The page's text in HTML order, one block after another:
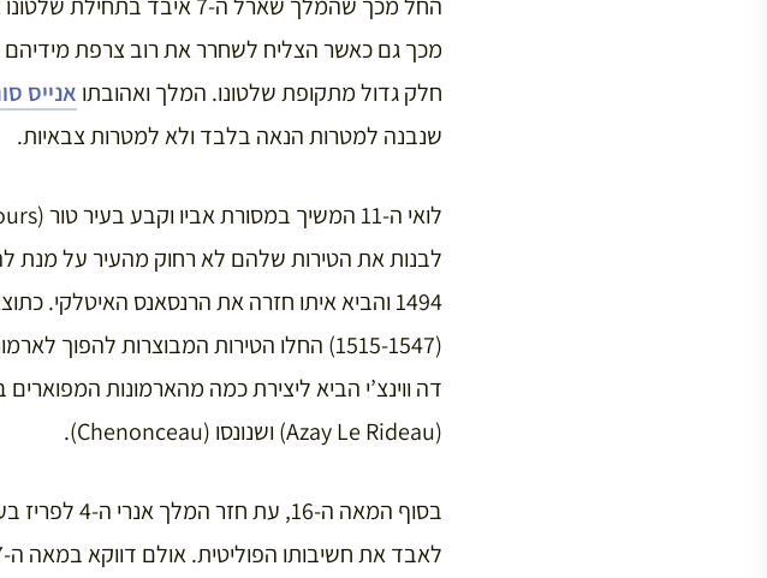
מכך גם כאשר הצליח לשחרר את רוב צרפת
חלק גדול מתקופת שלטונו. המלך ואהובתו אנייס
שנבנה למטרות הנאה בלבד ולא למטרות צבאיות.
(1515-1547) החלו הטירות המבוצרות
(Azay Le Rideau) ושנונסו (Chenonceau).
בסוף המאה